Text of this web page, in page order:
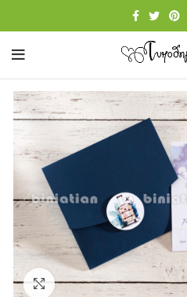
Click to enlarge